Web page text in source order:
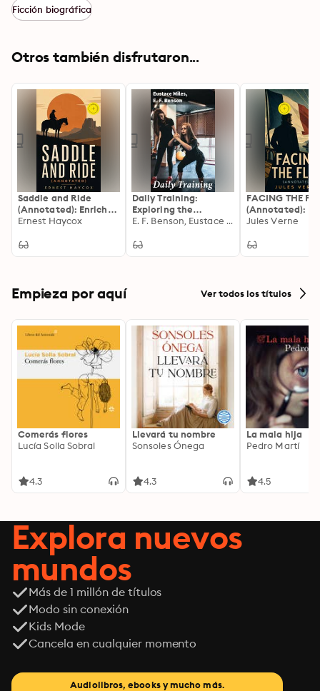
Harper and Brothers published the book edition with
his name in May 1896.
Ficción biográfica
Otros también disfrutaron...
Saddle and Ride
(Annotated): Enriched
Edition. Western
Ernest Haycox
Daily Training:
Exploring the
Intersection of
and Wellness in the
E. F. Benson, Eustace Miles
FACING THE
(Annotated):
Edition. An
& Adventure
& Journey to
Center of the
Jules Verne
Empieza por aquí Ver todos los títulos
Comerás flores
Lucía Solla Sobral
4.3
Llevará tu nombre
Sonsoles Ónega
4.3
La mala hija
Pedro Martí
4.5
Explora nuevos
mundos
Más de 1 millón de títulos
Modo sin conexión
Kids Mode
Cancela en cualquier momento
Audiolibros, ebooks y mucho más.